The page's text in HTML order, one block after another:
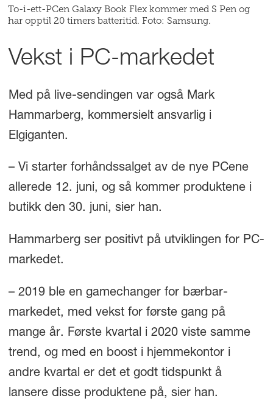
To-i-ett-PCen Galaxy Book Flex kommer med S Pen og
har opptil 20 timers batteritid. Foto: Samsung.
Vekst i PC-markedet
Med på live-sendingen var også Mark
Hammarberg, kommersielt ansvarlig i
Elgiganten.
– Vi starter forhåndssalget av de nye PCene
allerede 12. juni, og så kommer produktene i
butikk den 30. juni, sier han.
Hammarberg ser positivt på utviklingen for PC-
markedet.
– 2019 ble en gamechanger for bærbar-
markedet, med vekst for første gang på
mange år. Første kvartal i 2020 viste samme
trend, og med en boost i hjemmekontor i
andre kvartal er det et godt tidspunkt å
lansere disse produktene på, sier han.